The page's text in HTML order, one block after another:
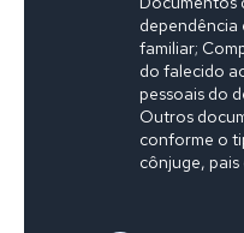
dependência
familiar;
do falecido
pessoais do
Outros
conforme o
cônjuge,